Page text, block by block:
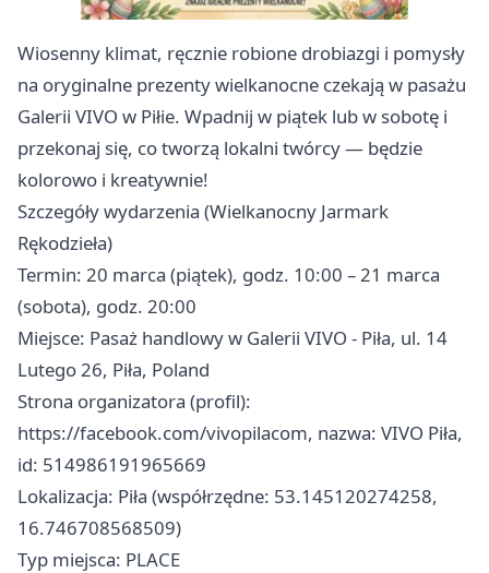
Wiosenny klimat, ręcznie robione drobiazgi i pomysły
na oryginalne prezenty wielkanocne czekają w pasażu
Galerii VIVO w Piłie. Wpadnij w piątek lub w sobotę i
przekonaj się, co tworzą lokalni twórcy — będzie
kolorowo i kreatywnie!
Szczegóły wydarzenia (Wielkanocny Jarmark
Rękodzieła)
Termin: 20 marca (piątek), godz. 10:00 – 21 marca
(sobota), godz. 20:00
Miejsce: Pasaż handlowy w Galerii VIVO - Piła, ul. 14
Lutego 26, Piła, Poland
Strona organizatora (profil):
https://facebook.com/vivopilacom, nazwa: VIVO Piła,
id: 514986191965669
Lokalizacja: Piła (współrzędne: 53.145120274258,
16.746708568509)
Typ miejsca: PLACE